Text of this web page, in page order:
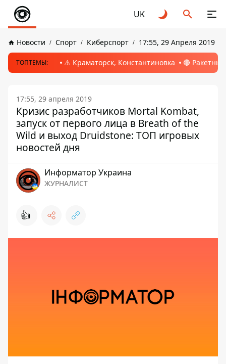
UK
Новости Спорт Киберспорт 17:55, 29 Апреля 2019
ТОПТЕМЫ: ⚠️ Краматорск, Константиновка 🔴
17:55, 29 апреля 2019
Кризис разработчиков Mortal Kombat,
запуск от первого лица в Breath of the
Wild и выход Druidstone: ТОП игровых
новостей дня
Информатор Украина
ЖУРНАЛИСТ
👍